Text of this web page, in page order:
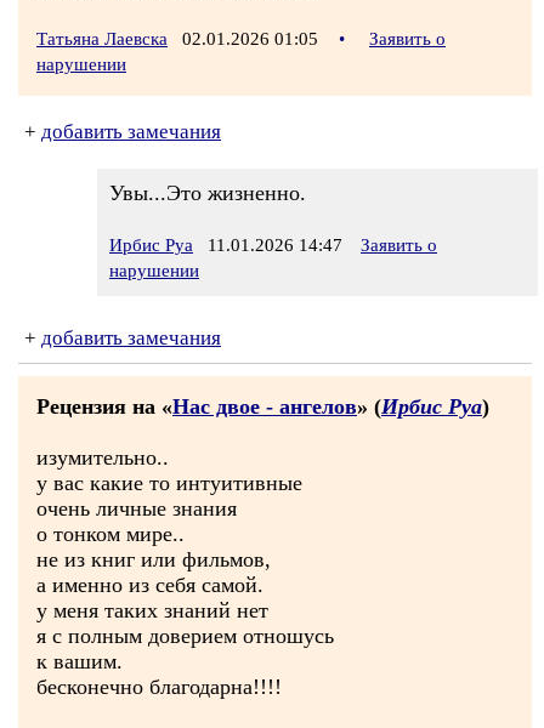
Татьяна Лаевска 02.01.2026 01:05 •
Заявить о
нарушении
+ добавить замечания
Увы...Это жизненно.
Ирбис Руа 11.01.2026 14:47
Заявить о
нарушении
+ добавить замечания
Рецензия на «Нас двое - ангелов» (Ирбис Руа)
изумительно..
у вас какие то интуитивные
очень личные знания
о тонком мире..
не из книг или фильмов,
а именно из себя самой.
у меня таких знаний нет
я с полным доверием отношусь
к вашим.
бесконечно благодарна!!!!